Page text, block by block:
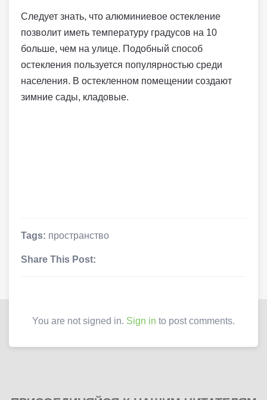
Следует знать, что алюминиевое остекление
позволит иметь температуру градусов на 10
больше, чем на улице. Подобный способ
остекления пользуется популярностью среди
населения. В остекленном помещении создают
зимние сады, кладовые.
Tags: пространство
Share This Post:
You are not signed in. Sign in to post comments.